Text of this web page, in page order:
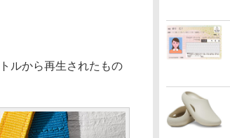
ルから再生されたもの